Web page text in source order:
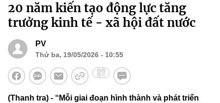
20 năm kiến tạo động lực tăng
trưởng kinh tế - xã hội đất nước
PV
Thứ ba, 19/05/2026 - 10:55
(Thanh tra) - “Mỗi giai đoạn hình thành và phát triển